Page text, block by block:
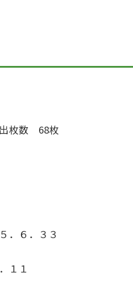
枚数 68枚
．６．３３
１１